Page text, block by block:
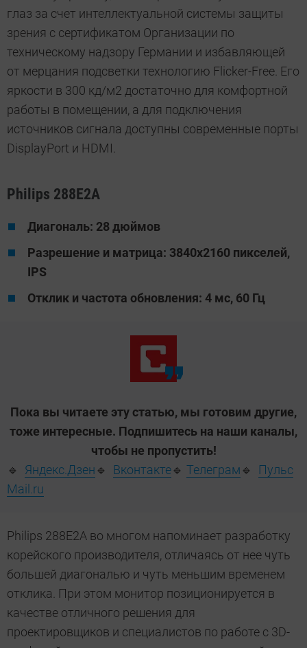
глаз за счет интеллектуальной системы защиты
зрения с сертификатом Организации по
техническому надзору Германии и избавляющей
от мерцания подсветки технологию Flicker-Free. Его
яркости в 300 кд/м2 достаточно для комфортной
работы в помещении, а для подключения
источников сигнала доступны современные порты
DisplayPort и HDMI.
Philips 288E2A
Диагональ: 28 дюймов
Разрешение и матрица: 3840x2160 пикселей,
IPS
Отклик и частота обновления: 4 мс, 60 Гц
Пока вы читаете эту статью, мы готовим другие,
тоже интересные. Подпишитесь на наши каналы,
чтобы не пропустить!
🔹 Яндекс.Дзен 🔹 Вконтакте🔹 Телеграм 🔹 Пульс
Mail.ru
Philips 288E2A во многом напоминает разработку
корейского производителя, отличаясь от нее чуть
большей диагональю и чуть меньшим временем
отклика. При этом монитор позиционируется в
качестве отличного решения для
проектировщиков и специалистов по работе с 3D-